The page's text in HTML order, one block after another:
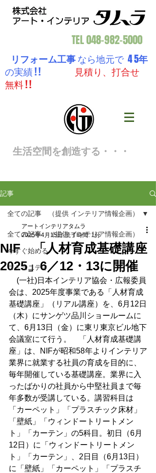
TEL048-982-5000
リフォーム工事なら地元で 4 5年
の実績 ! !
見積り、打合せ
無料 ! !
生活空間を創造する・・・
記事
全ての記事 （提供 インテリア情報企画）
今すぐ始める
コミュニティ
全ての記事 （提供 インテリア情報企画）
NIF 「人材育成基礎講座
2025」6／12・13に開催
アートインテリアタムラ
2025年4月15日 読了時間: 1分
(一社)日本インテリア協会・広報委員
会は、2025年度事業である「人材育成
基礎講座」（リアル講座）を、6月12日
（木）にサンゲツ品川ショールームに
て、6月13日（金）に東リ東京ビル地下
会議室にて行う。　「人材育成基礎講
座」は、NIFが昭和58年よりインテリア
業界に就業する社員の育成を目的に、
毎年開催している基礎講座。業界に入
ったばかりの社員から中堅社員まで毎
年多数が受講している。講習科目は
「カーペット」「プラスチック床材」
「壁紙」「ウィンドートリートメン
ト」「カーテン」の5科目。初日（6月
12日）に「ウィンドートリートメン
ト」「カーテン」、2日目（6月13日）
に「壁紙」「カーペット」「プラスチ